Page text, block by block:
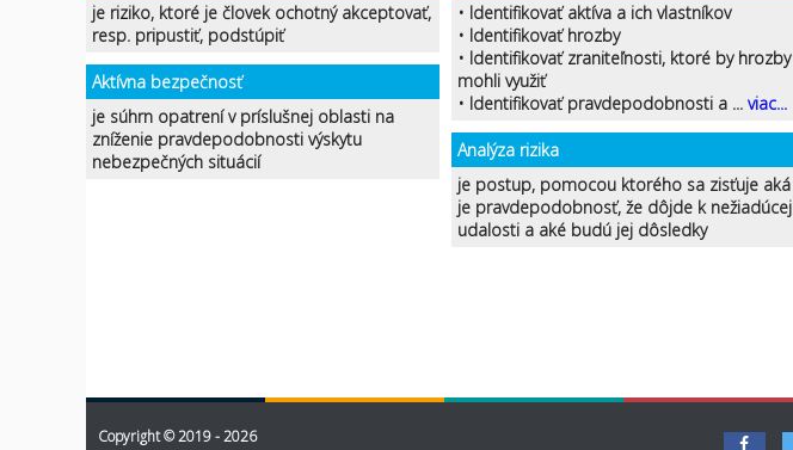
je riziko, ktoré je človek ochotný akceptovať,
resp. pripustiť, podstúpiť
Aktívna bezpečnosť
je súhrn opatrení v príslušnej oblasti na
zníženie pravdepodobnosti výskytu
nebezpečných situácií
• Identifikovať aktíva a ich vlastníkov
• Identifikovať hrozby
• Identifikovať zraniteľnosti, ktoré by hrozby
mohli využiť
• Identifikovať pravdepodobnosti a ... viac...
Analýza rizika
je postup, pomocou ktorého sa zisťuje aká
je pravdepodobnosť, že dôjde k nežiadúcej
udalosti a aké budú jej dôsledky
Copyright © 2019 - 2026